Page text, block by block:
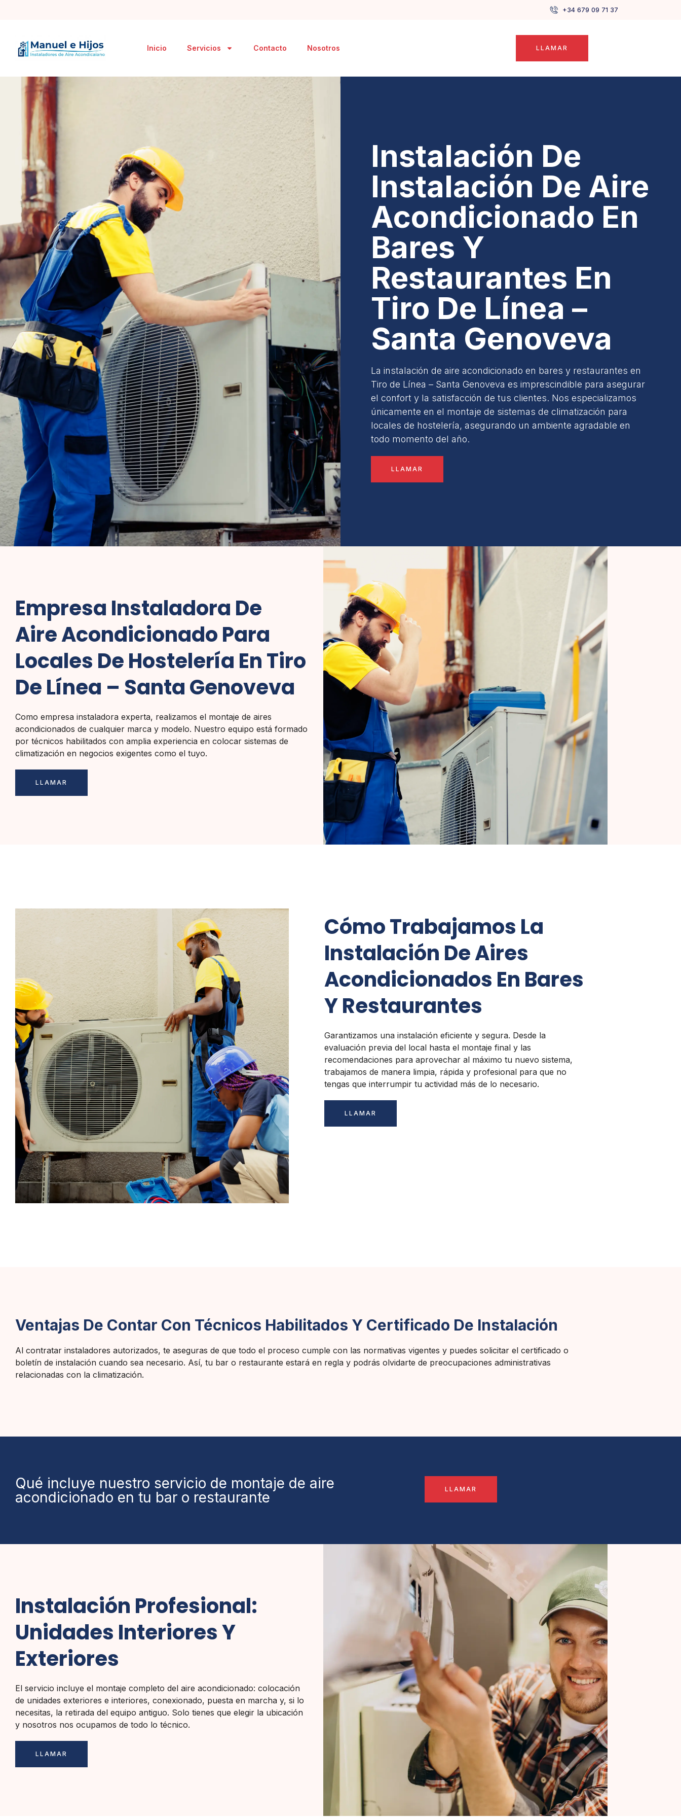
+34 679 09 71 37
Inicio Servicios Contacto Nosotros LLAMAR
Instalación De
Instalación De Aire
Acondicionado En
Bares Y
Restaurantes En
Tiro De Línea –
Santa Genoveva
La instalación de aire acondicionado en bares y restaurantes en
Tiro de Línea – Santa Genoveva es imprescindible para asegurar
el confort y la satisfacción de tus clientes. Nos especializamos
únicamente en el montaje de sistemas de climatización para
locales de hostelería, asegurando un ambiente agradable en
todo momento del año.
LLAMAR
Empresa Instaladora De
Aire Acondicionado Para
Locales De Hostelería En Tiro
De Línea – Santa Genoveva
Como empresa instaladora experta, realizamos el montaje de aires
acondicionados de cualquier marca y modelo. Nuestro equipo está formado
por técnicos habilitados con amplia experiencia en colocar sistemas de
climatización en negocios exigentes como el tuyo.
LLAMAR
Cómo Trabajamos La
Instalación De Aires
Acondicionados En Bares
Y Restaurantes
Garantizamos una instalación eficiente y segura. Desde la
evaluación previa del local hasta el montaje final y las
recomendaciones para aprovechar al máximo tu nuevo sistema,
trabajamos de manera limpia, rápida y profesional para que no
tengas que interrumpir tu actividad más de lo necesario.
LLAMAR
Ventajas De Contar Con Técnicos Habilitados Y Certificado De Instalación
Al contratar instaladores autorizados, te aseguras de que todo el proceso cumple con las normativas vigentes y puedes solicitar el certificado o
boletín de instalación cuando sea necesario. Así, tu bar o restaurante estará en regla y podrás olvidarte de preocupaciones administrativas
relacionadas con la climatización.
Qué incluye nuestro servicio de montaje de aire
acondicionado en tu bar o restaurante
LLAMAR
Instalación Profesional:
Unidades Interiores Y
Exteriores
El servicio incluye el montaje completo del aire acondicionado: colocación
de unidades exteriores e interiores, conexionado, puesta en marcha y, si lo
necesitas, la retirada del equipo antiguo. Solo tienes que elegir la ubicación
y nosotros nos ocupamos de todo lo técnico.
LLAMAR